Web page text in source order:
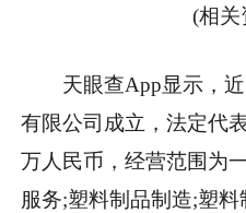
(相关
天眼查App显示，
有限公司成立，法定代
万人民币，经营范围为
服务;塑料制品制造;塑